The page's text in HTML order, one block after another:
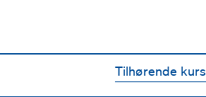
Tilhørende kurs